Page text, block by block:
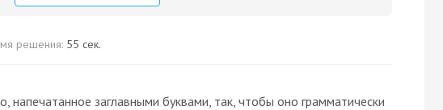
решения: 55 сек.
напечатанное заглавными буквами, так, чтобы оно грамматически